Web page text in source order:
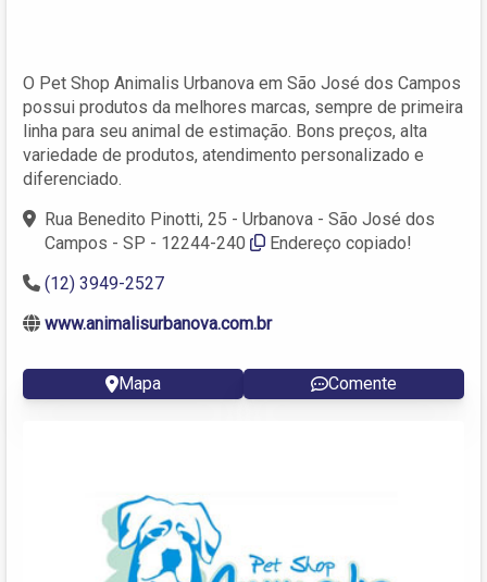
O Pet Shop Animalis Urbanova em São José dos Campos
possui produtos da melhores marcas, sempre de primeira
linha para seu animal de estimação. Bons preços, alta
variedade de produtos, atendimento personalizado e
diferenciado.
Rua Benedito Pinotti, 25 - Urbanova - São José dos
Campos - SP - 12244-240
Endereço copiado!
(12) 3949-2527
www.animalisurbanova.com.br
Mapa Comente